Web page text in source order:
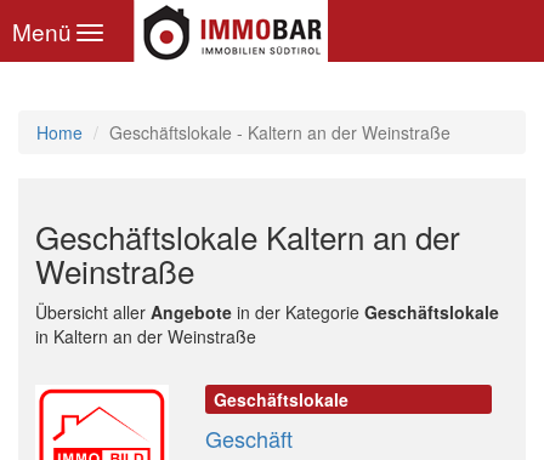
Toggle
navigation
Menü
Home Geschäftslokale - Kaltern an der Weinstraße
Geschäftslokale Kaltern an der
Weinstraße
Übersicht aller Angebote in der Kategorie Geschäftslokale
in Kaltern an der Weinstraße
Geschäftslokale
Geschäft